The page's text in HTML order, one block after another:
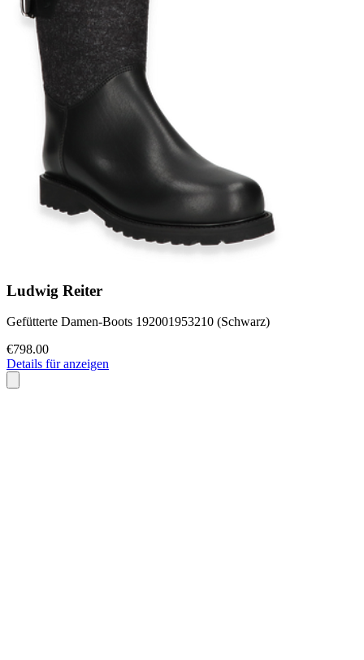
Ludwig Reiter
Gefütterte Damen-Boots 192001953210 (Schwarz)
€798.00
Details für anzeigen